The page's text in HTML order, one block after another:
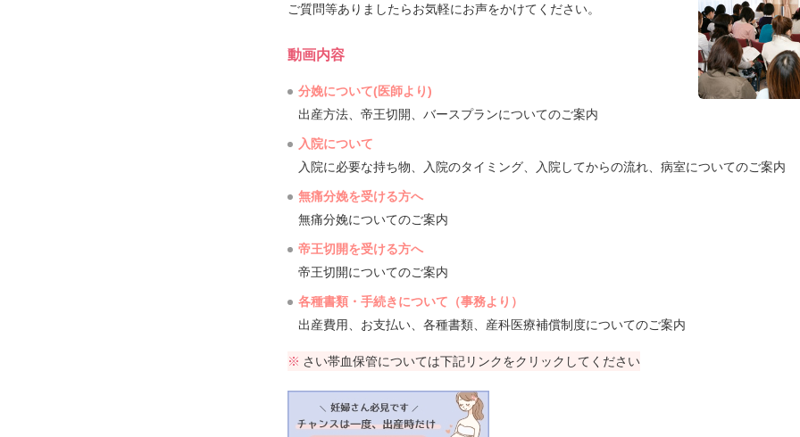
ご質問等ありましたらお気軽にお声をかけてください。
動画内容
分娩について(医師より)
出産方法、帝王切開、バースプランについてのご案内
入院について
入院に必要な持ち物、入院のタイミング、入院してからの流れ、病室についてのご案内
無痛分娩を受ける方へ
無痛分娩についてのご案内
帝王切開を受ける方へ
帝王切開についてのご案内
各種書類・手続きについて（事務より）
出産費用、お支払い、各種書類、産科医療補償制度についてのご案内
さい帯血保管については下記リンクをクリックしてください